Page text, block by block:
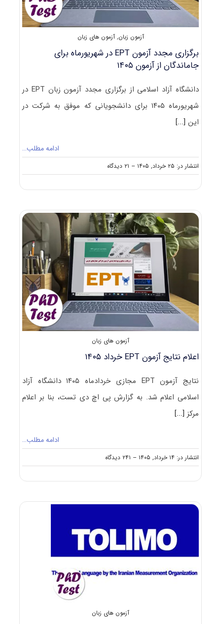
آزمون زبان,آزمون های زبان
برگزاری مجدد آزمون EPT در شهریورماه برای
جاماندگان از آزمون ۱۴۰۵
دانشگاه آزاد اسلامی از برگزاری مجدد آزمون زبان EPT در
شهریورماه ۱۴۰۵ برای دانشجویانی که موفق به شرکت در
این[...]
ادامه مطلب…
انتشار در: ۲۵ خرداد, ۱۴۰۵ -- ۲۱ دیدگاه
on
برگزاری
در
شهریورماه
برای
جاماندگان
از
آزمون
۱۴۰۵
آزمون های زبان
اعلام نتایج آزمون EPT خرداد ۱۴۰۵
نتایج آزمون EPT مجازی خردادماه ۱۴۰۵ دانشگاه آزاد
اسلامی اعلام شد. به گزارش پی اچ دی تست، بنا بر اعلام
مرکز[...]
ادامه مطلب…
انتشار در: ۱۴ خرداد, ۱۴۰۵ -- ۲۴۱ دیدگاه
on
اعلام
خرداد
آزمون های زبان